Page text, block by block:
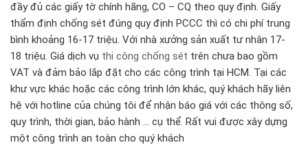
đầy đủ các giấy tờ chính hãng, CO – CQ theo quy định. Giấy
thẩm định chống sét đúng quy định PCCC thì có chi phí trung
bình khoảng 16-17 triệu. Với nhà xưởng sản xuất tư nhân 17-
18 triệu. Giá dịch vụ thi công chống sét trên chưa bao gồm
VAT và đảm bảo lắp đặt cho các công trình tại HCM. Tại các
khư vực khác hoặc các công trình lớn khác, quý khách hãy liên
hệ với hotline của chúng tôi để nhận báo giá với các thông số,
quy trình, thời gian, bảo hành … cụ thể. Rất vui được xây dựng
một công trình an toàn cho quý khách